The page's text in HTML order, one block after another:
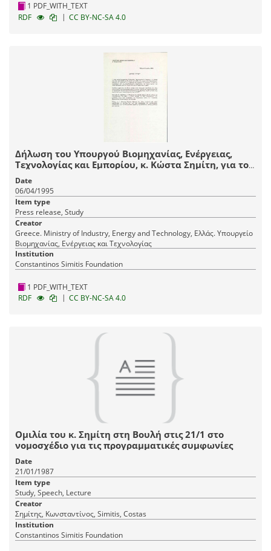
1 PDF_WITH_TEXT
RDF
| CC BY-NC-SA 4.0
Δήλωση του Υπουργού Βιομηχανίας, Ενέργειας,
Τεχνολογίας και Εμπορίου, κ. Κώστα Σημίτη, για το
θέμα των εκτός νόμου 2190/94 προσλήψεων σε
θυγατρική εταιρία του δημόσιου τομέα
Date
06/04/1995
Item type
Press release, Study
Creator
Greece. Ministry of Industry, Energy and Technology, Ελλάς. Υπουργείο
Βιομηχανίας, Ενέργειας και Τεχνολογίας
Institution
Constantinos Simitis Foundation
1 PDF_WITH_TEXT
RDF
| CC BY-NC-SA 4.0
Ομιλία του κ. Σημίτη στη Βουλή στις 21/1 στο
νομοσχέδιο για τις προγραμματικές συμφωνίες
Date
21/01/1987
Item type
Study, Speech, Lecture
Creator
Σημίτης, Κωνσταντίνος, Simitis, Costas
Institution
Constantinos Simitis Foundation